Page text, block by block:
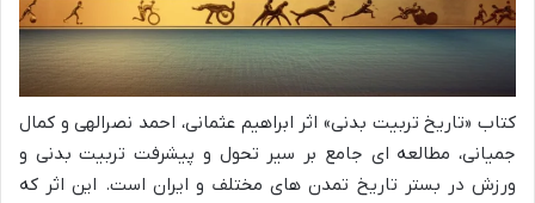
کتاب «تاریخ تربیت بدنی» اثر ابراهیم عثمانی، احمد نصرالهی و کمال
جمیانی، مطالعه ای جامع بر سیر تحول و پیشرفت تربیت بدنی و
ورزش در بستر تاریخ تمدن های مختلف و ایران است. این اثر که